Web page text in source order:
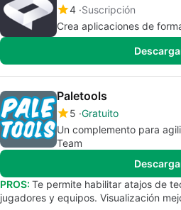
4 Suscripción
Crea aplicaciones de
Paletools
5 Gratuito
Un complemento para
Team
PROS: Te permite habilitar atajos de
jugadores y equipos. Visualización